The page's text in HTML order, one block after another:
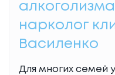
нарколог
Василенко
Для многих семей